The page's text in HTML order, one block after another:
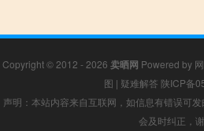
Copyright © 2012 - 2026 卖晒网 Powered by
图 | 疑难解答 陕ICP备
声明：本站内容来自互联网，如信息有错误可
会及时纠正，